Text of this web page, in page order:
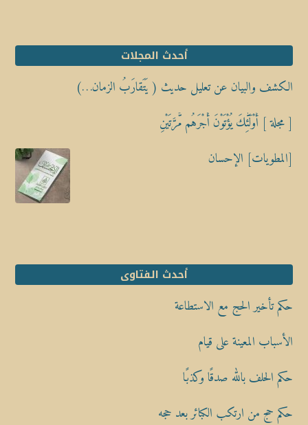
أحدث المجلات
الكشف والبيان عن تعليل حديث ( يَتَقارَبُ الزمان…)
[ مجلة ] أُوْلَٰٓئِكَ يُؤْتَوْنَ أَجْرَهُم مَّرَّتَيْنِ
[المطويات] الإحسان
أحدث الفتاوى
حكم تأخير الحج مع الاستطاعة
الأسباب المعينة على قيام
حكم الحلف بالله صدقًا وكذبًا
حكم حج من ارتكب الكبائر بعد حجه